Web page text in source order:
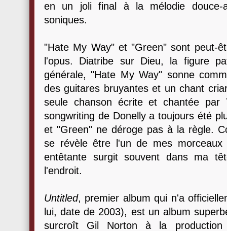
en un joli final à la mélodie douce-
soniques.
"Hate My Way" et "Green" sont peut-
l'opus. Diatribe sur Dieu, la figure
générale, "Hate My Way" sonne
des guitares bruyantes et un chant
seule chanson écrite et chantée par
songwriting de Donelly a toujours été
et "Green" ne déroge pas à la règle.
se révèle être l'un de mes
entêtante surgit souvent dans ma
l'endroit.
Untitled, premier album qui n'a
lui, date de 2003), est un album
surcroît Gil Norton à la production